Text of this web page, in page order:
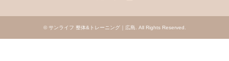
© サンライフ 整体&トレーニング｜広島. All Rights Reserved.